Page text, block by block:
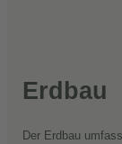
Erdbau
Der Erdbau